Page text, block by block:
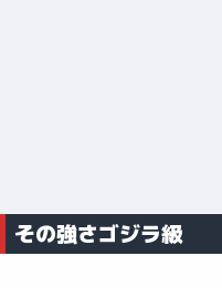
その強さゴジラ級